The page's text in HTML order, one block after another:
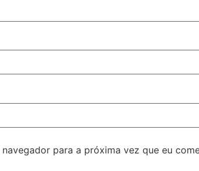
para a próxima vez que eu